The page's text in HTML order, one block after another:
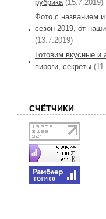
рубрика (15.7.2019)
Фото с названием
сезон 2019, от
(13.7.2019)
Готовим вкусные и
пироги, секреты
СЧЁТЧИКИ